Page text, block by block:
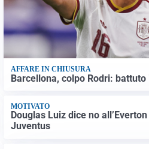
AFFARE IN CHIUSURA
Barcellona, colpo Rodri:
MOTIVATO
Douglas Luiz dice no
Juventus